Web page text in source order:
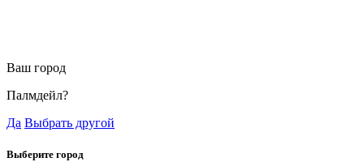
Ваш город
Палмдейл?
Да Выбрать другой
Выберите город